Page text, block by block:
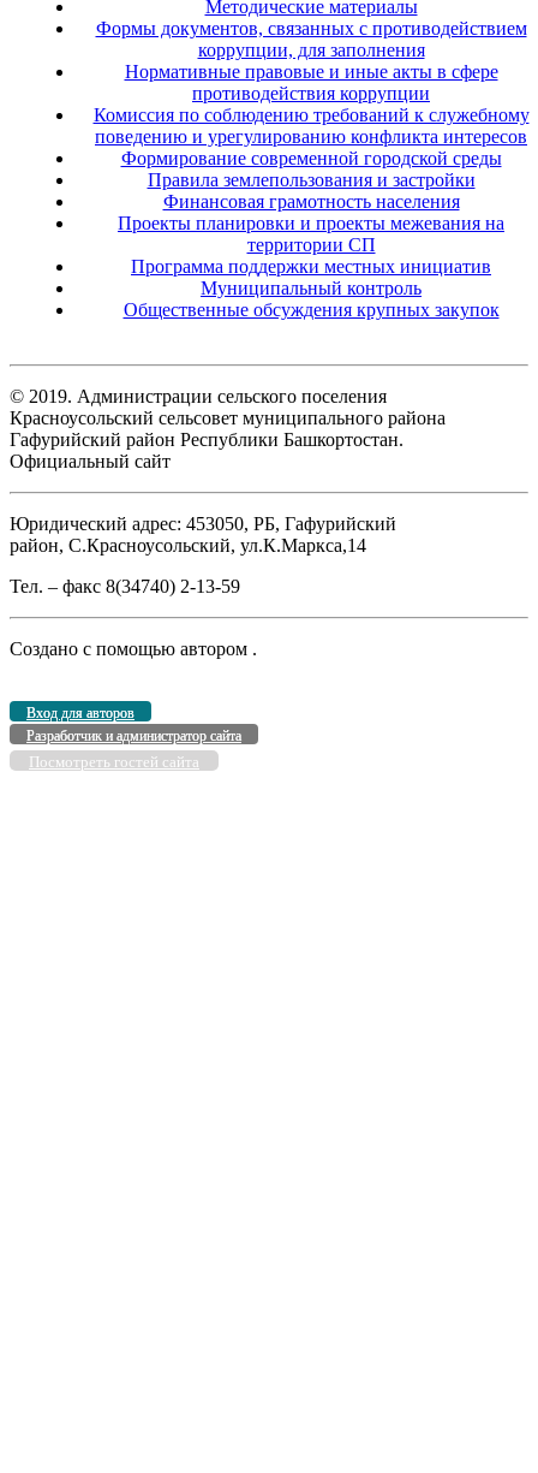
Методические материалы
Формы документов, связанных с противодействием
коррупции, для заполнения
Нормативные правовые и иные акты в сфере
противодействия коррупции
Комиссия по соблюдению требований к служебному
поведению и урегулированию конфликта интересов
Формирование современной городской среды
Правила землепользования и застройки
Финансовая грамотность населения
Проекты планировки и проекты межевания на
территории СП
Программа поддержки местных инициатив
Муниципальный контроль
Общественные обсуждения крупных закупок
© 2019. Администрации сельского поселения
Красноусольский сельсовет муниципального района
Гафурийский район Республики Башкортостан.
Официальный сайт
Юридический адрес: 453050, РБ, Гафурийский
район, С.Красноусольский, ул.К.Маркса,14
Тел. – факс 8(34740) 2-13-59
Создано с помощью автором .
Вход для авторов
Разработчик и администратор сайта
Посмотреть гостей сайта